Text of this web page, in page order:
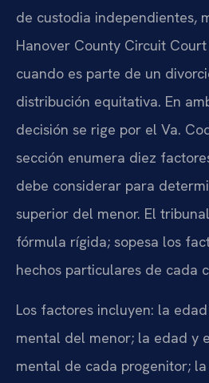
de custodia independientes,
Hanover County Circuit
cuando es parte de un
distribución equitativa. En
decisión se rige por el Va.
sección enumera diez
debe considerar para
superior del menor. El
fórmula rígida; sopesa los
hechos particulares de cada
Los factores incluyen: la
mental del menor; la edad y
mental de cada progenitor;